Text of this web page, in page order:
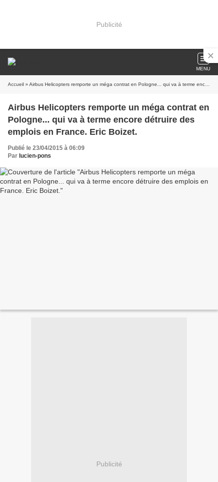
Publicité
MENU
Accueil » Airbus Helicopters remporte un méga contrat en Pologne... qui va à terme encore détruire des emplois en France. Eric Boizet.
Airbus Helicopters remporte un méga contrat en
Pologne... qui va à terme encore détruire des
emplois en France. Eric Boizet.
Publié le 23/04/2015 à 06:09
Par lucien-pons
Publicité